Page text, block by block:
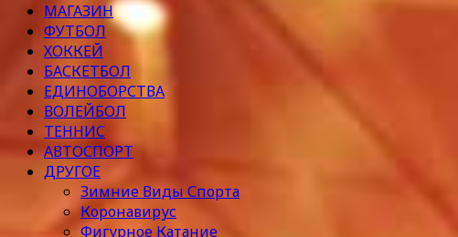
МАГАЗИН
ФУТБОЛ
ХОККЕЙ
БАСКЕТБОЛ
ЕДИНОБОРСТВА
ВОЛЕЙБОЛ
ТЕННИС
АВТОСПОРТ
ДРУГОЕ
Зимние Виды Спорта
Коронавирус
Фигурное Катание